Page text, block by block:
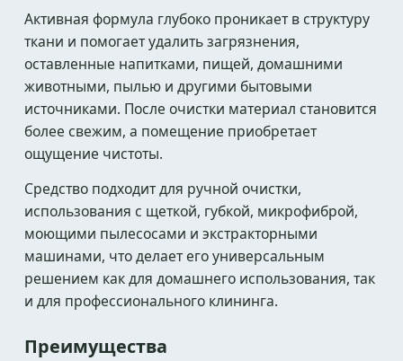
Активная формула глубоко проникает в структуру
ткани и помогает удалить загрязнения,
оставленные напитками, пищей, домашними
животными, пылью и другими бытовыми
источниками. После очистки материал становится
более свежим, а помещение приобретает
ощущение чистоты.
Средство подходит для ручной очистки,
использования с щеткой, губкой, микрофиброй,
моющими пылесосами и экстракторными
машинами, что делает его универсальным
решением как для домашнего использования, так
и для профессионального клининга.
Преимущества